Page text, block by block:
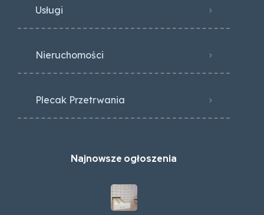
Usługi
Nieruchomości
Plecak Przetrwania
Najnowsze ogłoszenia